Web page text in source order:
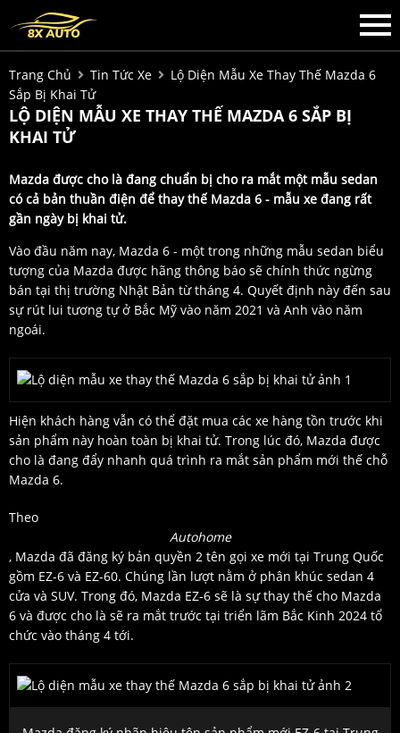
Trang Chủ Tin Tức Xe
Lộ Diện Mẫu Xe Thay Thế Mazda 6
Sắp Bị Khai Tử
LỘ DIỆN MẪU XE THAY THẾ MAZDA 6 SẮP BỊ
KHAI TỬ
Mazda được cho là đang chuẩn bị cho ra mắt một mẫu sedan
có cả bản thuần điện để thay thế Mazda 6 - mẫu xe đang rất
gần ngày bị khai tử.
Vào đầu năm nay, Mazda 6 - một trong những mẫu sedan biểu
tượng của Mazda được hãng thông báo sẽ chính thức ngừng
bán tại thị trường Nhật Bản từ tháng 4. Quyết định này đến sau
sự rút lui tương tự ở Bắc Mỹ vào năm 2021 và Anh vào năm
ngoái.
Hiện khách hàng vẫn có thể đặt mua các xe hàng tồn trước khi
sản phẩm này hoàn toàn bị khai tử. Trong lúc đó, Mazda được
cho là đang đẩy nhanh quá trình ra mắt sản phẩm mới thế chỗ
Mazda 6.
Theo
Autohome
, Mazda đã đăng ký bản quyền 2 tên gọi xe mới tại Trung Quốc
gồm EZ-6 và EZ-60. Chúng lần lượt nằm ở phân khúc sedan 4
cửa và SUV. Trong đó, Mazda EZ-6 sẽ là sự thay thế cho Mazda
6 và được cho là sẽ ra mắt trước tại triển lãm Bắc Kinh 2024 tổ
chức vào tháng 4 tới.